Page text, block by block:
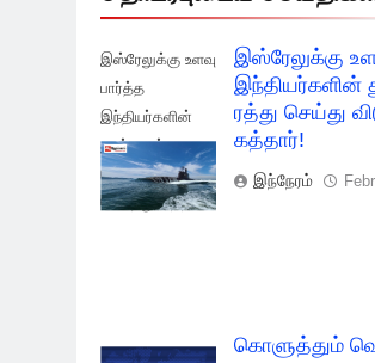
இஸ்ரேலுக்கு உளவு
பார்த்த
இந்தியர்களின்
தூக்கு ரத்து
செய்து விடுதலை
செய்தது கத்தார்!
இஸ்ரேலுக்கு
ரத்து செய்து
கத்தார்!
இந்நேரம்
கொளுத்தும்